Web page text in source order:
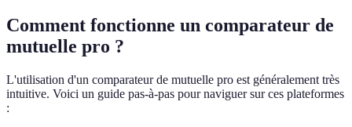
Comment fonctionne un comparateur de
mutuelle pro ?
L'utilisation d'un comparateur de mutuelle pro est généralement très
intuitive. Voici un guide pas-à-pas pour naviguer sur ces plateformes
: